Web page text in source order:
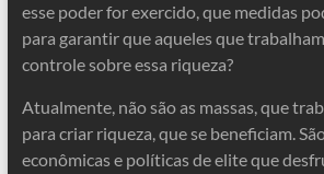
esse poder for exercido, que medidas
para garantir que aqueles que
controle sobre essa riqueza?
Atualmente, não são as massas, que
para criar riqueza, que se beneficiam.
econômicas e políticas de elite que